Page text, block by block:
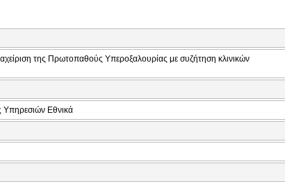
της Πρωτοπαθούς Υπεροξαλουρίας με συζήτηση κλινικών
Εθνικά